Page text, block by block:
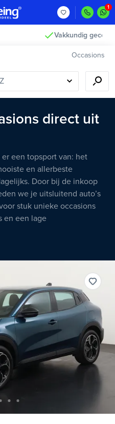
>
Occasions
direct uit
een topsport van: het
en allerbeste
Door bij de inkoop
we je uitsluitend auto’s
stuk unieke occasions
en een lage